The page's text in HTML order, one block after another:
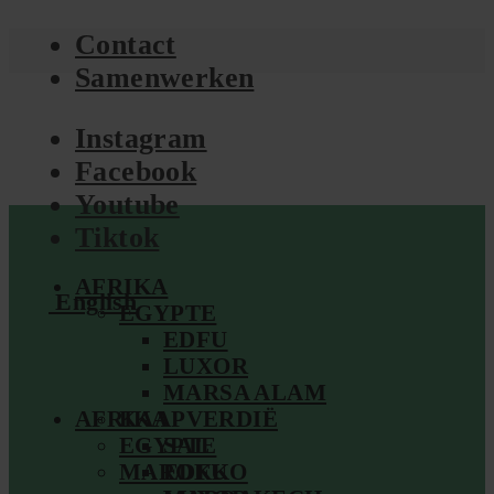
Contact
Samenwerken
Instagram
Facebook
Youtube
Tiktok
English
AFRIKA
EGYPTE
EDFU
LUXOR
MARSA ALAM
KAAPVERDIË
SAL
MAROKKO
AFRIKA
EGYPTE
EDFU